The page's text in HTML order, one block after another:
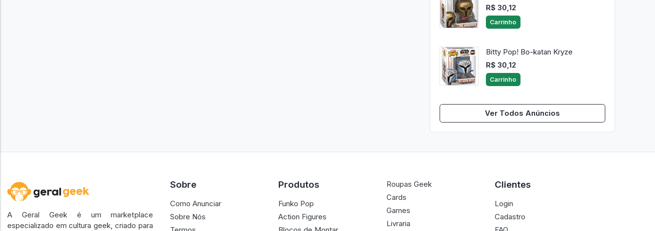
R$ 30,12
Carrinho
Bitty Pop! Bo-katan Kryze
R$ 30,12
Carrinho
Ver Todos Anúncios
A Geral Geek é um marketplace
especializado em cultura geek, criado para
Sobre
Como Anunciar
Sobre Nós
Produtos
Funko Pop
Action Figures
Roupas Geek
Cards
Games
Livraria
Clientes
Login
Cadastro